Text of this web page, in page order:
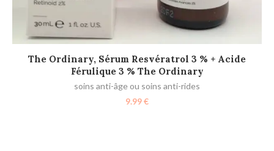
AJOUTER AU PANIER
The Ordinary, Sérum Resvératrol 3 % + Acide
Férulique 3 % The Ordinary
soins anti-âge ou soins anti-rides
9.99€